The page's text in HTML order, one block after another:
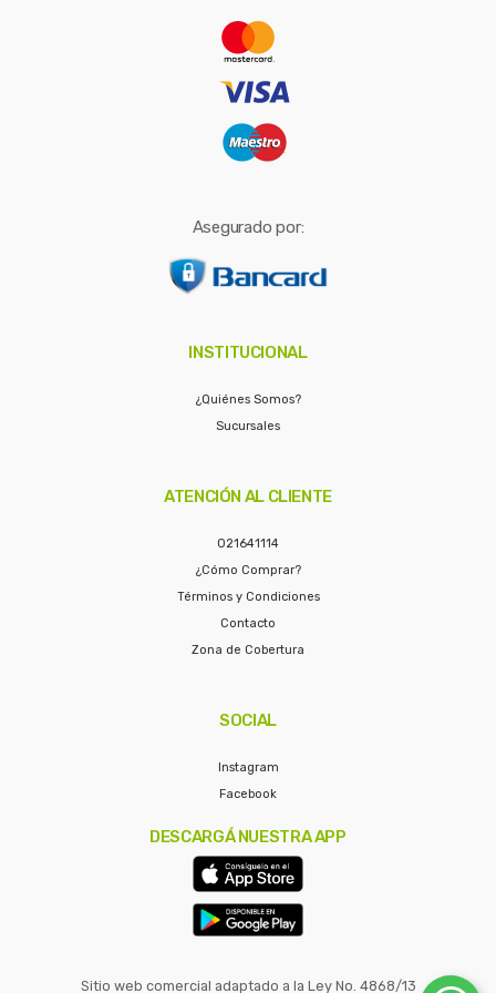
Asegurado por:
INSTITUCIONAL
¿Quiénes Somos?
Sucursales
ATENCIÓN AL CLIENTE
021641114
¿Cómo Comprar?
Términos y Condiciones
Contacto
Zona de Cobertura
SOCIAL
Instagram
Facebook
DESCARGÁ NUESTRA APP
Sitio web comercial adaptado a la Ley No. 4868/13